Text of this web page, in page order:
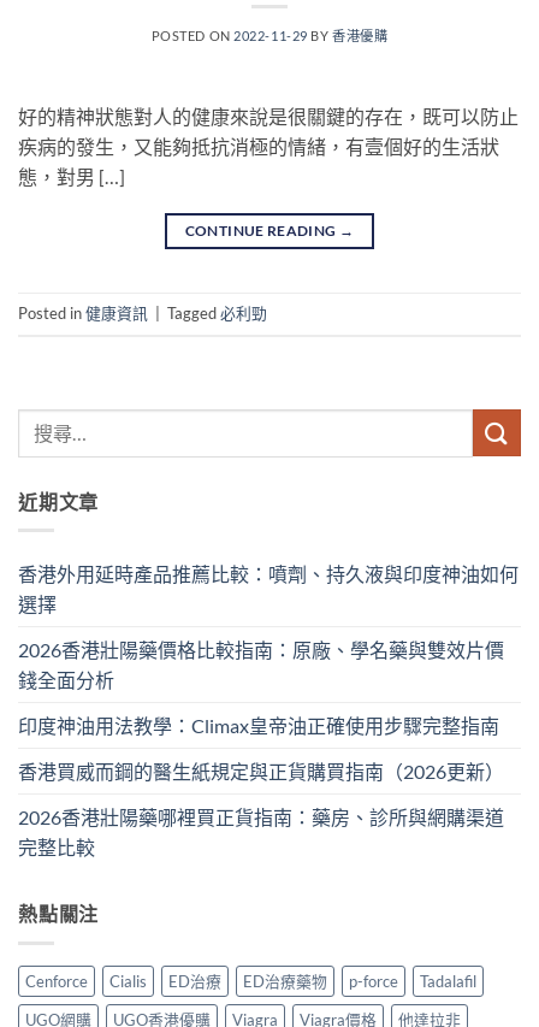
POSTED ON 2022-11-29 BY香港優購
好的精神狀態對人的健康來說是很關鍵的存在，既可以防止
疾病的發生，又能夠抵抗消極的情緒，有壹個好的生活狀
態，對男 […]
CONTINUE READING →
Posted in健康資訊 Tagged必利勁
近期文章
香港外用延時產品推薦比較：噴劑、持久液與印度神油如何
選擇
2026香港壯陽藥價格比較指南：原廠、學名藥與雙效片價
錢全面分析
印度神油用法教學：Climax皇帝油正確使用步驟完整指南
香港買威而鋼的醫生紙規定與正貨購買指南（2026更新）
2026香港壯陽藥哪裡買正貨指南：藥房、診所與網購渠道
完整比較
熱點關注
Cenforce Cialis ED治療 ED治療藥物 p-force
Tadalafil
UGO網購
UGO香港優購 Viagra Viagra價格 他達拉非